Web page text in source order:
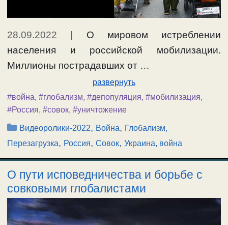
28.09.2022 | О мировом истреблении
населения и российской мобилизации.
Миллионы пострадавших от …
развернуть
#война, #глобализм, #депопуляция, #мобилизация,
#Россия, #совок, #уничтожение
Рубрики
Видеоролики-2022, Война, Глобализм,
Перезагрузка, Россия, Совок, Украина, война
О пути исповедничества и борьбе с
совковыми глобалистами